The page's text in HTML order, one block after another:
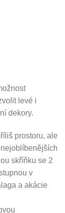
levé i
dekory.
prostoru, ale
skříňku se 2
v
a akácie